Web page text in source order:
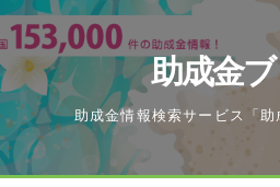
Skip
to
content
助成金
助成金情報検索サービス「